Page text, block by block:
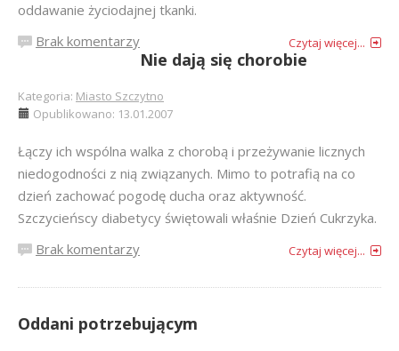
oddawanie życiodajnej tkanki.
Brak komentarzy
Czytaj więcej...
Nie dają się chorobie
Kategoria: Miasto Szczytno
Opublikowano: 13.01.2007
Łączy ich wspólna walka z chorobą i przeżywanie licznych
niedogodności z nią związanych. Mimo to potrafią na co
dzień zachować pogodę ducha oraz aktywność.
Szczycieńscy diabetycy świętowali właśnie Dzień Cukrzyka.
Brak komentarzy
Czytaj więcej...
Oddani potrzebującym